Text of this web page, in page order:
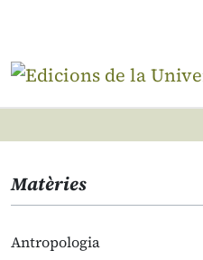
Matèries
Antropologia